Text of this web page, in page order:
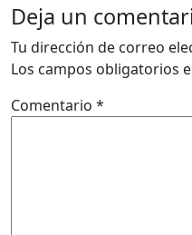
Deja un
Tu dirección de correo
Los campos obligatorios
Comentario *